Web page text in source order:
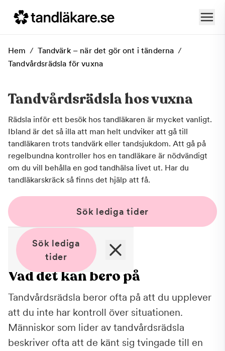
Hem / Tandvärk – när det gör ont i tänderna /
Tandvårdsrädsla för vuxna
Tandvårdsrädsla hos vuxna
Rädsla inför ett besök hos tandläkaren är mycket vanligt.
Ibland är det så illa att man helt undviker att gå till
tandläkaren trots tandvärk eller tandsjukdom. Att gå på
regelbundna kontroller hos en tandläkare är nödvändigt
om du vill behålla en god tandhälsa livet ut. Har du
tandläkarskräck så finns det hjälp att få.
Sök lediga tider
Sök lediga
tider
Vad det kan bero på
Tandvårdsrädsla beror ofta på att du upplever
att du inte har kontroll över situationen.
Människor som lider av tandvårdsrädsla
beskriver ofta att de känt sig tvingade till en